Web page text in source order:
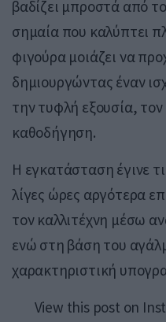
βαδίζει μπροστά από
σημαία που καλύπτει
φιγούρα μοιάζει να
δημιουργώντας έναν
την τυφλή εξουσία, τον
καθοδήγηση.
Η εγκατάσταση έγινε
λίγες ώρες αργότερα
τον καλλιτέχνη μέσω
ενώ στη βάση του
χαρακτηριστική
View this post on